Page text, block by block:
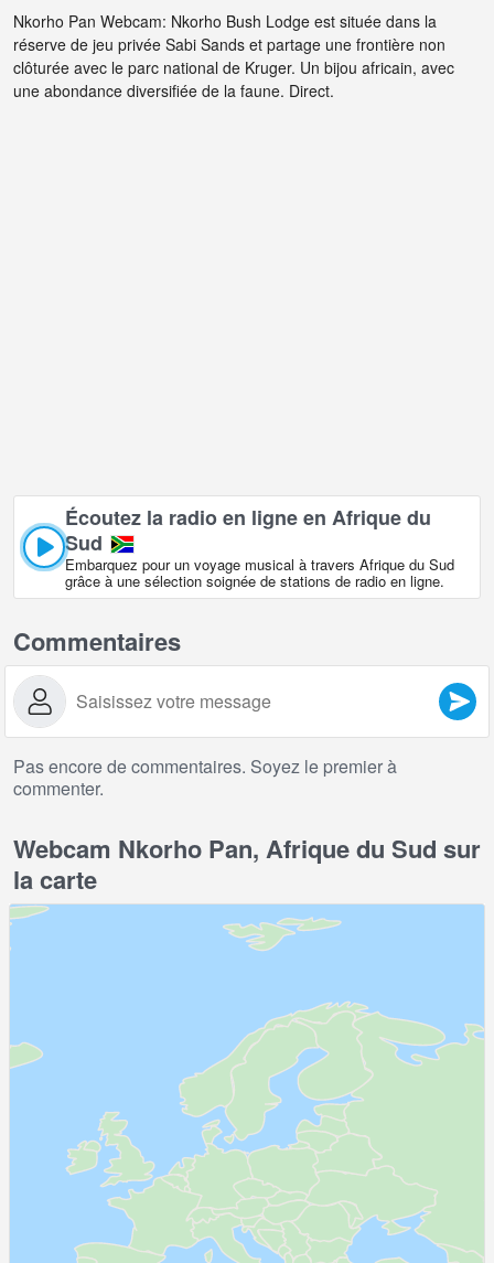
Nkorho Pan Webcam: Nkorho Bush Lodge est située dans la
réserve de jeu privée Sabi Sands et partage une frontière non
clôturée avec le parc national de Kruger. Un bijou africain, avec
une abondance diversifiée de la faune. Direct.
Écoutez la radio en ligne en Afrique du
Sud
Embarquez pour un voyage musical à travers Afrique du Sud
grâce à une sélection soignée de stations de radio en ligne.
Commentaires
Pas encore de commentaires. Soyez le premier à
commenter.
Webcam Nkorho Pan, Afrique du Sud sur
la carte